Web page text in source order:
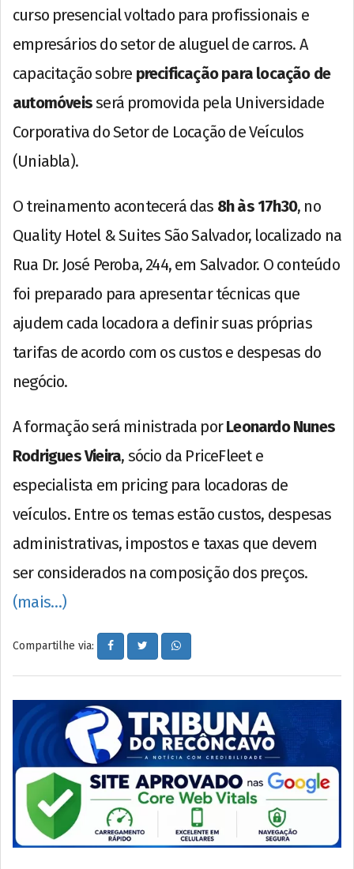
curso presencial voltado para profissionais e
empresários do setor de aluguel de carros. A
capacitação sobre precificação para locação de
automóveisserá promovida pela Universidade
Corporativa do Setor de Locação de Veículos
(Uniabla).
O treinamento acontecerá das 8h às 17h30, no
Quality Hotel & Suites São Salvador, localizado na
Rua Dr. José Peroba, 244, em Salvador. O conteúdo
foi preparado para apresentar técnicas que
ajudem cada locadora a definir suas próprias
tarifas de acordo com os custos e despesas do
negócio.
A formação será ministrada porLeonardo Nunes
Rodrigues Vieira, sócio da PriceFleet e
especialista em pricing para locadoras de
veículos. Entre os temas estão custos, despesas
administrativas, impostos e taxas que devem
ser considerados na composição dos preços.
(mais…)
Compartilhe via: